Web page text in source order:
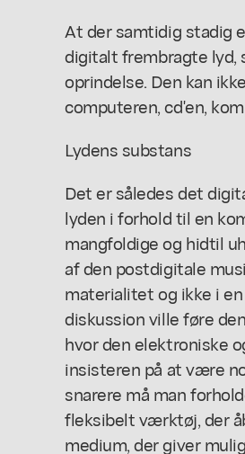
At der samtidig stadig
digitalt frembragte lyd,
oprindelse. Den kan
computeren, cd'en,
Lydens substans
Det er således det
lyden i forhold til en
mangfoldige og hidtil
af den postdigitale
materialitet og ikke i
diskussion ville føre
hvor den elektroniske
insisteren på at være
snarere må man
fleksibelt værktøj, der
medium, der giver